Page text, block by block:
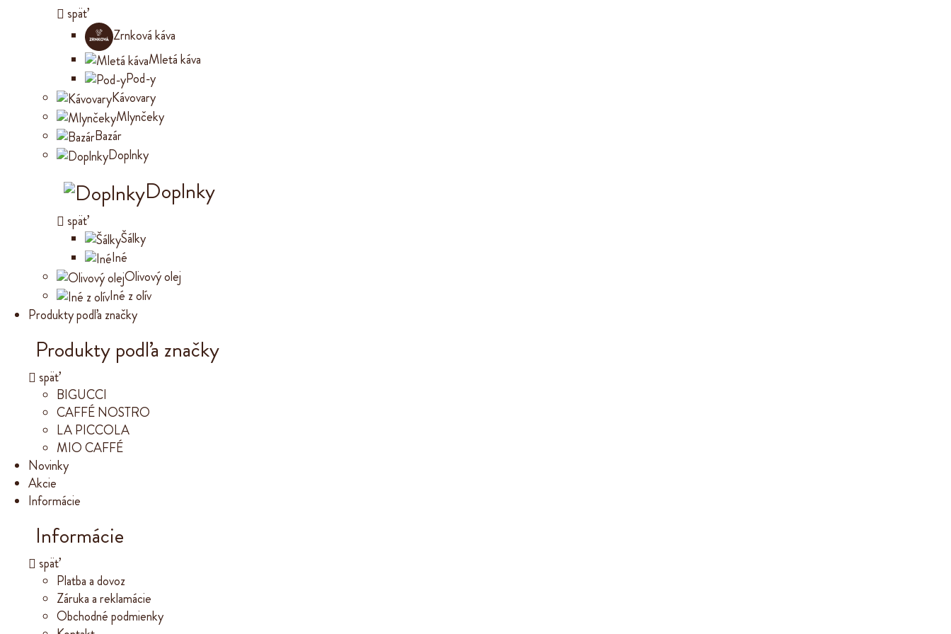
späť
Zrnková káva
Mletá káva
Pod-y
Kávovary
Mlynčeky
Bazár
Doplnky
Doplnky
späť
Šálky
Iné
Olivový olej
Iné z olív
Produkty podľa značky
Produkty podľa značky
späť
BIGUCCI
CAFFÉ NOSTRO
LA PICCOLA
MIO CAFFÉ
Novinky
Akcie
Informácie
Informácie
späť
Platba a dovoz
Záruka a reklamácie
Obchodné podmienky